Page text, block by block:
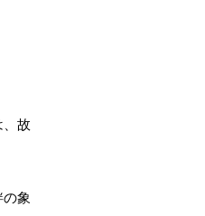
、故
の象